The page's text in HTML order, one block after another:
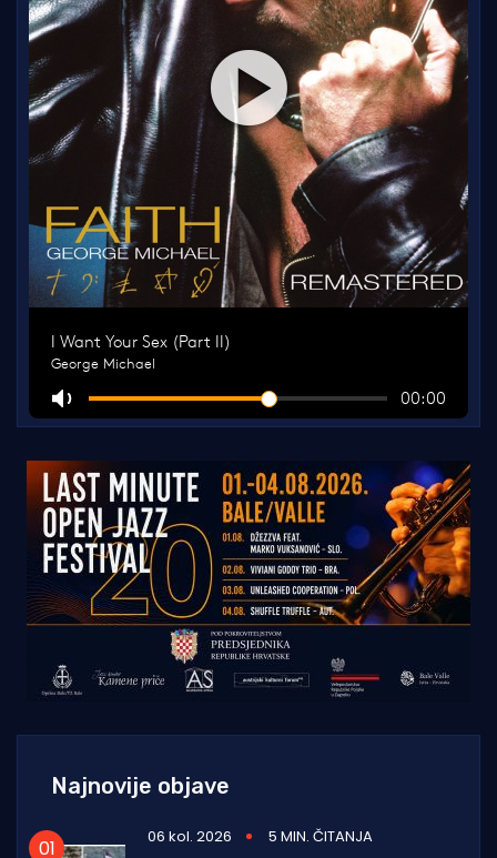
Najnovije objave
06 kol. 2026
5 MIN. ČITANJA